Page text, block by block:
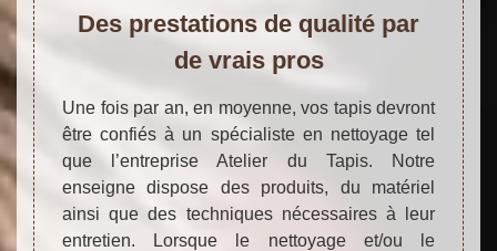
Des prestations de qualité par
de vrais pros
Une fois par an, en moyenne, vos tapis devront
être confiés à un spécialiste en nettoyage tel
que l’entreprise Atelier du Tapis. Notre
enseigne dispose des produits, du matériel
ainsi que des techniques nécessaires à leur
entretien. Lorsque le nettoyage et/ou le